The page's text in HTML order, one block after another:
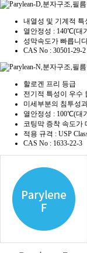
내열성 및 기계적 특
열안정성 : 140℃(대
성막속도가 빠릅니
CAS No : 30501-29-2
할로겐 프리 등급
전기적 특성이 우수
미세부분의 침투성
열안정성 : 100℃(대
코팅막 증착 속도가
적용 규격 : USP
CAS No : 1633-22-3